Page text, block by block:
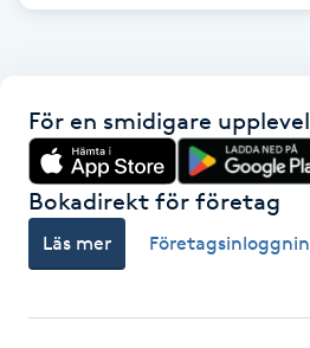
Färgning
G
Gel naglar
Gelenaglar
För en smidigare
Bokadirekt för företag
Läs mer